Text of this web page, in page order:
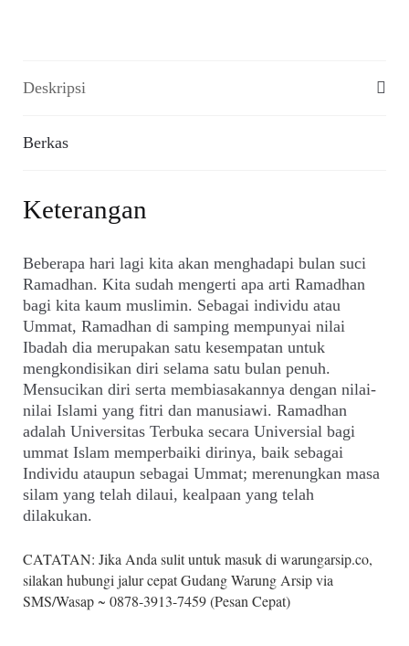
Deskripsi
Berkas
Keterangan
Beberapa hari lagi kita akan menghadapi bulan suci
Ramadhan. Kita sudah mengerti apa arti Ramadhan
bagi kita kaum muslimin. Sebagai individu atau
Ummat, Ramadhan di samping mempunyai nilai
Ibadah dia merupakan satu kesempatan untuk
mengkondisikan diri selama satu bulan penuh.
Mensucikan diri serta membiasakannya dengan nilai-
nilai Islami yang fitri dan manusiawi. Ramadhan
adalah Universitas Terbuka secara Universial bagi
ummat Islam memperbaiki dirinya, baik sebagai
Individu ataupun sebagai Ummat; merenungkan masa
silam yang telah dilaui, kealpaan yang telah
dilakukan.
CATATAN: Jika Anda sulit untuk masuk di warungarsip.co,
silakan hubungi jalur cepat Gudang Warung Arsip via
SMS/Wasap ~ 0878-3913-7459 (Pesan Cepat)